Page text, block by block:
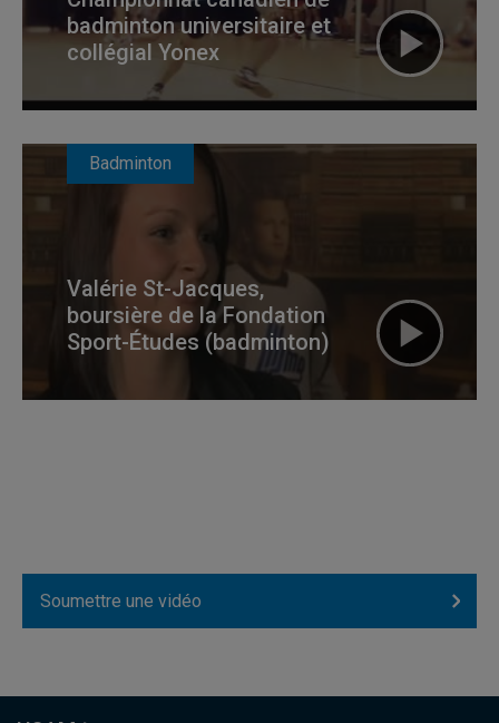
badminton universitaire et
collégial Yonex
Badminton
Valérie St-Jacques,
boursière de la Fondation
Sport-Études (badminton)
Soumettre une vidéo